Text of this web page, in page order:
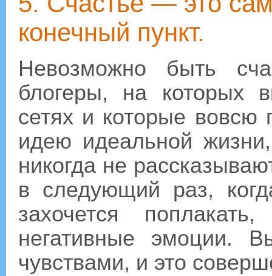
конечный пункт.
Невозможно быть
блогеры, на которых
сетях и которые вовсю
идею идеальной
никогда не
в следующий раз,
захочется
негативные эмоции.
чувствами, и это